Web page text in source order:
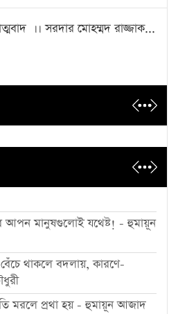
।। সরদার মোহম্মদ রাজ্জাক...
আপন মানুষগুলোই যথেষ্ট! - হুমায়ূন
থাকলে বদলায়, কারণে-
মরলে প্রথা হয় - হুমায়ূন আজাদ